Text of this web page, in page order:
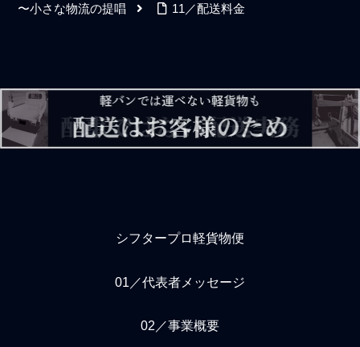
〜小さな物流の提唱
11／配送料金
シフタープロ軽貨物便
01／代表者メッセージ
02／事業概要